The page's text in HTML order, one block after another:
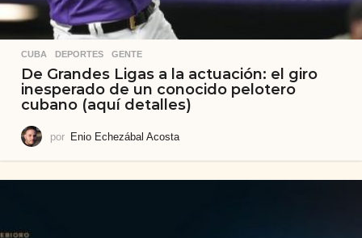
CUBA ,DEPORTES ,GENTE
De Grandes Ligas a la actuación: el giro
inesperado de un conocido pelotero
cubano (aquí detalles)
por Enio Echezábal Acosta